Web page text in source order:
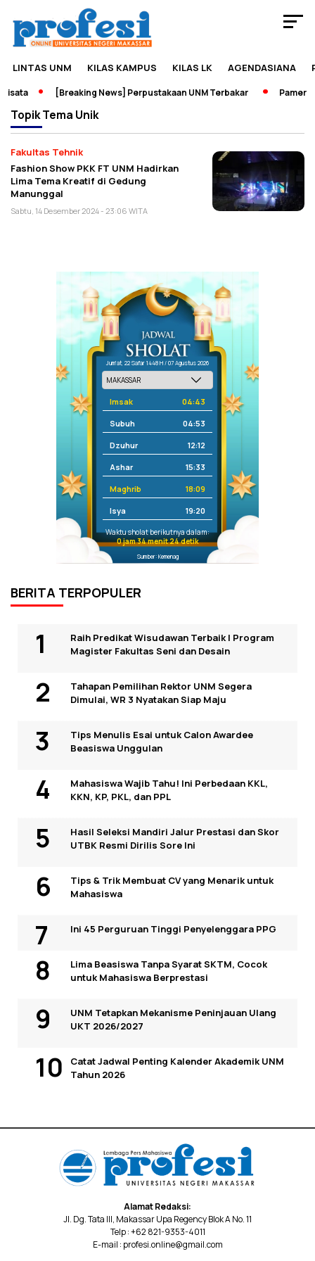
LINTAS UNM KILAS KAMPUS KILAS LK AGENDASIANA
[Breaking News] Perpustakaan UNM Terbakar
TopikTema Unik
Fakultas Tehnik
Fashion Show PKK FT UNM Hadirkan
Lima Tema Kreatif di Gedung
Manunggal
Sabtu, 14 Desember 2024 - 23:06 WITA
Jum'at, 22 Safar 1448 H / 07 Agustus 2026
Imsak 04:43
Subuh 04:53
Dzuhur 12:12
Ashar 15:33
Maghrib 18:09
Isya 19:20
Waktu sholat berikutnya dalam:
0 jam 34 menit 23 detik
Sumber: Kemenag
BERITA TERPOPULER
Raih Predikat Wisudawan Terbaik I Program
Magister Fakultas Seni dan Desain
Tahapan Pemilihan Rektor UNM Segera
Dimulai, WR 3 Nyatakan Siap Maju
Tips Menulis Esai untuk Calon Awardee
Beasiswa Unggulan
Mahasiswa Wajib Tahu! Ini Perbedaan KKL,
KKN, KP, PKL, dan PPL
Hasil Seleksi Mandiri Jalur Prestasi dan Skor
UTBK Resmi Dirilis Sore Ini
Tips & Trik Membuat CV yang Menarik untuk
Mahasiswa
Ini 45 Perguruan Tinggi Penyelenggara PPG
Lima Beasiswa Tanpa Syarat SKTM, Cocok
untuk Mahasiswa Berprestasi
UNM Tetapkan Mekanisme Peninjauan Ulang
UKT 2026/2027
Catat Jadwal Penting Kalender Akademik UNM
Tahun 2026
Alamat Redaksi:
Jl. Dg. Tata III, Makassar Upa Regency Blok A No. 11
Telp : +62 821-9353-4011
E-mail : profesi.online@gmail.com